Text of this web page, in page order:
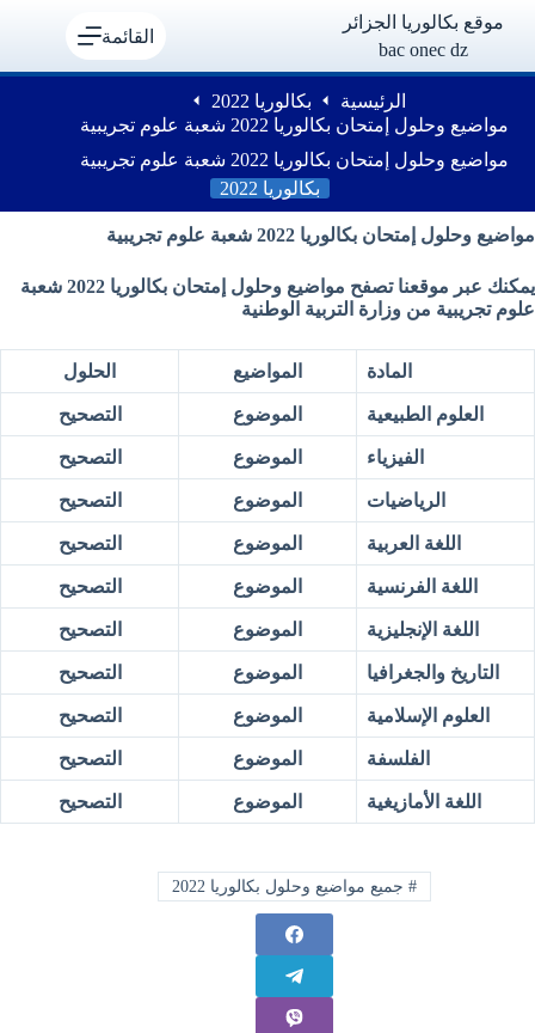
موقع بكالوريا الجزائر
bac onec dz
القائمة
الرئيسية
بكالوريا 2022
مواضيع وحلول إمتحان بكالوريا 2022 شعبة علوم تجريبية
مواضيع وحلول إمتحان بكالوريا 2022 شعبة علوم تجريبية
بكالوريا 2022
مواضيع وحلول إمتحان بكالوريا 2022 شعبة علوم تجريبية
يمكنك عبر موقعنا تصفح مواضيع وحلول إمتحان بكالوريا 2022 شعبة
علوم تجريبية من وزارة التربية الوطنية
المادة المواضيع الحلول
العلوم الطبيعية الموضوع التصحيح
الفيزياء الموضوع التصحيح
الرياضيات الموضوع التصحيح
اللغة العربية الموضوع التصحيح
اللغة الفرنسية الموضوع التصحيح
اللغة الإنجليزية الموضوع التصحيح
التاريخ والجغرافيا الموضوع التصحيح
العلوم الإسلامية الموضوع التصحيح
الفلسفة الموضوع التصحيح
اللغة الأمازيغية الموضوع التصحيح
# جميع مواضيع وحلول بكالوريا 2022